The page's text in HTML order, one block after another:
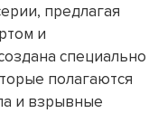
предлагая
и
специально
полагаются
и взрывные